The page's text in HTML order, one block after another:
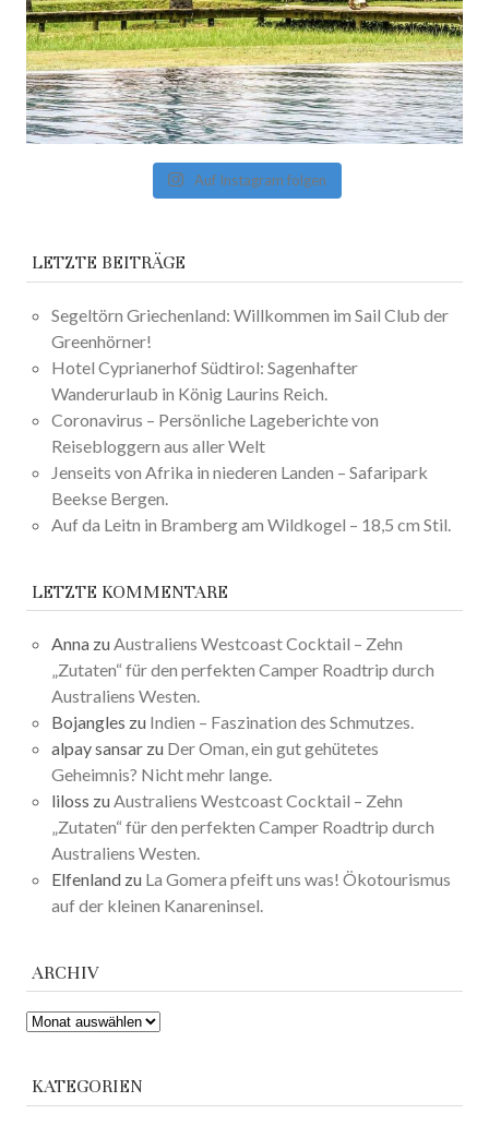
Auf Instagram folgen
LETZTE BEITRÄGE
Segeltörn Griechenland: Willkommen im Sail Club der
Greenhörner!
Hotel Cyprianerhof Südtirol: Sagenhafter
Wanderurlaub in König Laurins Reich.
Coronavirus – Persönliche Lageberichte von
Reisebloggern aus aller Welt
Jenseits von Afrika in niederen Landen – Safaripark
Beekse Bergen.
Auf da Leitn in Bramberg am Wildkogel – 18,5 cm Stil.
LETZTE KOMMENTARE
Anna zuAustraliens Westcoast Cocktail – Zehn
„Zutaten“ für den perfekten Camper Roadtrip durch
Australiens Westen.
Bojangles zu Indien – Faszination des Schmutzes.
alpay sansar zu Der Oman, ein gut gehütetes
Geheimnis? Nicht mehr lange.
liloss zuAustraliens Westcoast Cocktail – Zehn
„Zutaten“ für den perfekten Camper Roadtrip durch
Australiens Westen.
Elfenland zu La Gomera pfeift uns was! Ökotourismus
auf der kleinen Kanareninsel.
ARCHIV
ARCHIV
KATEGORIEN